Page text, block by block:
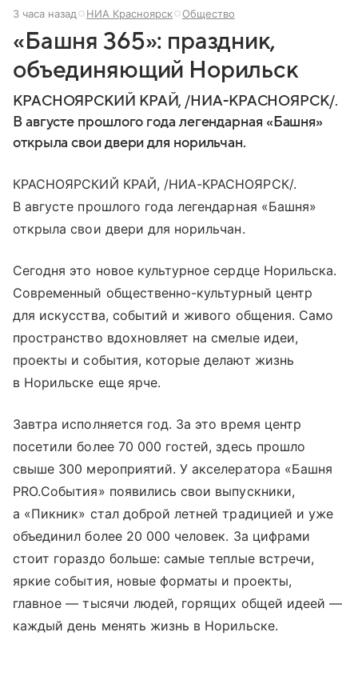
3 часа назад НИА Красноярск Общество
«Башня 365»: праздник,
объединяющий Норильск
КРАСНОЯРСКИЙ КРАЙ, /НИА-КРАСНОЯРСК/.
В августе прошлого года легендарная «Башня»
открыла свои двери для норильчан.
КРАСНОЯРСКИЙ КРАЙ, /НИА-КРАСНОЯРСК/.
В августе прошлого года легендарная «Башня»
открыла свои двери для норильчан.
Сегодня это новое культурное сердце Норильска.
Современный общественно-культурный центр
для искусства, событий и живого общения. Само
пространство вдохновляет на смелые идеи,
проекты и события, которые делают жизнь
в Норильске еще ярче.
Завтра исполняется год. За это время центр
посетили более 70 000 гостей, здесь прошло
свыше 300 мероприятий. У акселератора «Башня
PRO.События» появились свои выпускники,
а «Пикник» стал доброй летней традицией и уже
объединил более 20 000 человек. За цифрами
стоит гораздо больше: самые теплые встречи,
яркие события, новые форматы и проекты,
главное — тысячи людей, горящих общей идеей —
каждый день менять жизнь в Норильске.